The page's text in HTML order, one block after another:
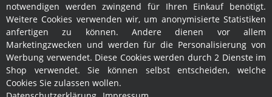
Rechtliches
notwendigen werden zwingend für Ihren Einkauf benötigt.
Weitere Cookies verwenden wir, um anonymisierte Statistiken
anfertigen zu können. Andere dienen vor allem
Marketingzwecken und werden für die Personalisierung von
Werbung verwendet. Diese Cookies werden durch 2 Dienste im
Shop verwendet. Sie können selbst entscheiden, welche
Cookies Sie zulassen wollen.